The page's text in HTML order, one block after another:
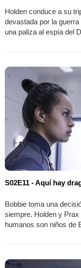
Holden conduce a su
devastada por la
una paliza al espía del
S02E11 - Aquí hay
Bobbie toma una
siempre. Holden y
humanos son niños de